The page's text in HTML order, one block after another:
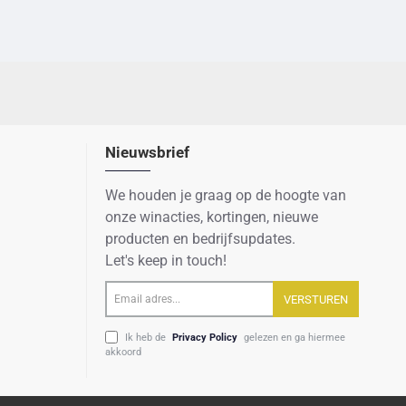
Nieuwsbrief
We houden je graag op de hoogte van
onze winacties, kortingen, nieuwe
producten en bedrijfsupdates.
Let's keep in touch!
Email
adres...
VERSTUREN
Ik heb de Privacy Policy gelezen en ga hiermee
akkoord